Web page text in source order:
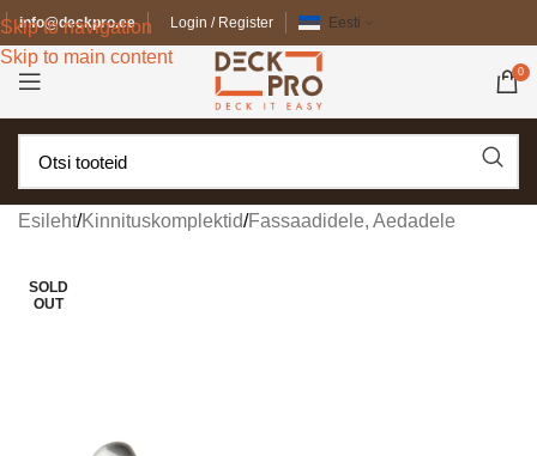
Skip to navigation
Skip to main content
info@deckpro.ee Login / Register Eesti
0
Esileht/Kinnituskomplektid/Fassaadidele, Aedadele
SOLD
OUT